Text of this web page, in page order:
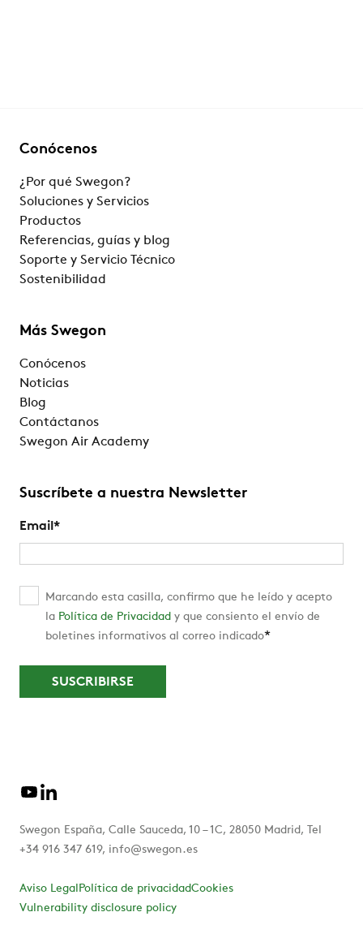
Conócenos
¿Por qué Swegon?
Soluciones y Servicios
Productos
Referencias, guías y blog
Soporte y Servicio Técnico
Sostenibilidad
Más Swegon
Conócenos
Noticias
Blog
Contáctanos
Swegon Air Academy
Suscríbete a nuestra Newsletter
Email *
Marcando esta casilla, confirmo que he leído y acepto
la Política de Privacidad y que consiento el envío de
boletines informativos al correo indicado*
Swegon España, Calle Sauceda, 10 – 1C, 28050 Madrid, Tel
+34 916 347 619, info@swegon.es
Aviso Legal Política de privacidadCookies
Vulnerability disclosure policy